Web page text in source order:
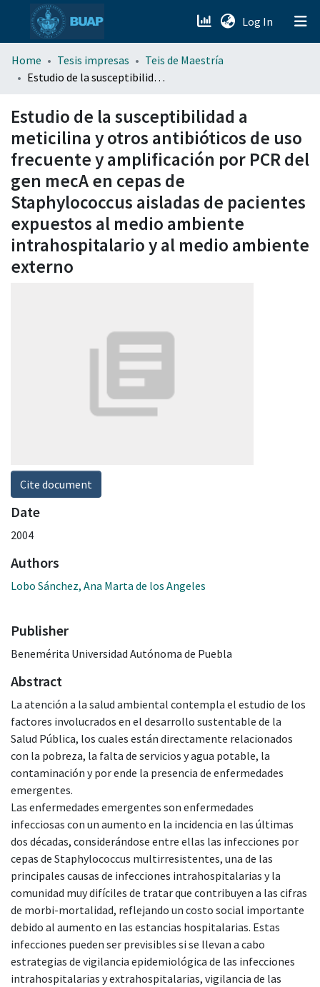
Log In (current)
menu.section.about_menu
Home Tesis impresas
Teis de Maestría
Estudio de la susceptibilidad a meticilina y otros antibióticos de uso frecuente y amplificación por PCR del gen mecA en cepas de Staphylococcus aisladas de pacientes expuestos al medio ambiente intrahospitalario y al medio ambiente externo
Estudio de la susceptibilidad a
meticilina y otros antibióticos de uso
frecuente y amplificación por PCR del
gen mecA en cepas de
Staphylococcus aisladas de pacientes
expuestos al medio ambiente
intrahospitalario y al medio ambiente
externo
Cite document
Date
2004
Authors
Lobo Sánchez, Ana Marta de los Angeles
Publisher
Benemérita Universidad Autónoma de Puebla
Abstract
La atención a la salud ambiental contempla el estudio de los
factores involucrados en el desarrollo sustentable de la
Salud Pública, los cuales están directamente relacionados
con la pobreza, la falta de servicios y agua potable, la
contaminación y por ende la presencia de enfermedades
emergentes.
Las enfermedades emergentes son enfermedades
infecciosas con un aumento en la incidencia en las últimas
dos décadas, considerándose entre ellas las infecciones por
cepas de Staphylococcus multirresistentes, una de las
principales causas de infecciones intrahospitalarias y la
comunidad muy difíciles de tratar que contribuyen a las cifras
de morbi-mortalidad, reflejando un costo social importante
debido al aumento en las estancias hospitalarias. Estas
infecciones pueden ser previsibles si se llevan a cabo
estrategias de vigilancia epidemiológica de las infecciones
intrahospitalarias y extrahospitalarias, vigilancia de las